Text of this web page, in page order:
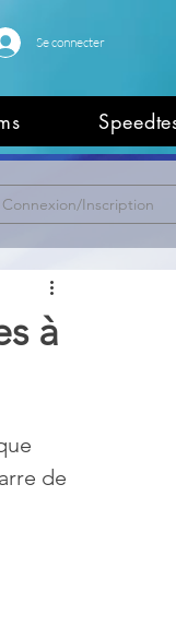
Se connecter
Connexion/Inscription
à
de